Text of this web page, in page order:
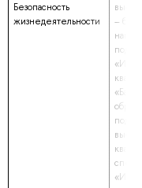
Безопасность
жизнедеятельности
–